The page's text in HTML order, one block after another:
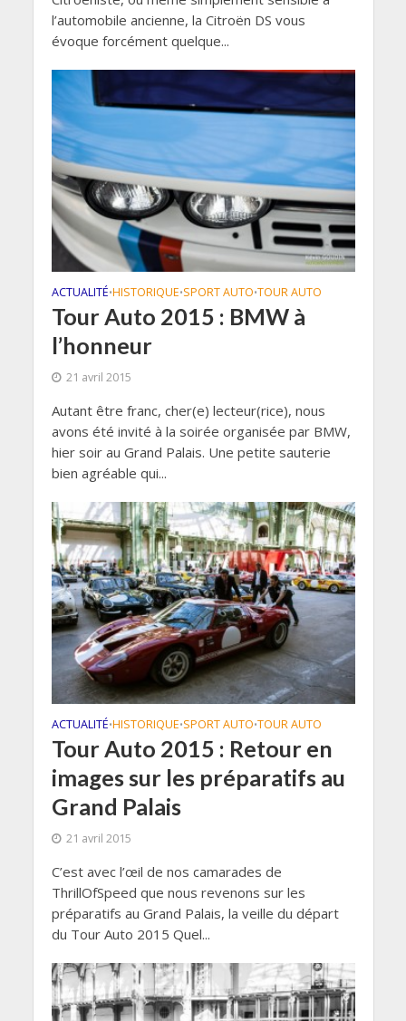
l’automobile ancienne, la Citroën DS vous
évoque forcément quelque...
ACTUALITÉ•HISTORIQUE•SPORT AUTO•TOUR AUTO
Tour Auto 2015 : BMW à
l’honneur
21 avril 2015
Autant être franc, cher(e) lecteur(rice), nous
avons été invité à la soirée organisée par BMW,
hier soir au Grand Palais. Une petite sauterie
bien agréable qui...
ACTUALITÉ•HISTORIQUE•SPORT AUTO•TOUR AUTO
Tour Auto 2015 : Retour en
images sur les préparatifs au
Grand Palais
21 avril 2015
C’est avec l’œil de nos camarades de
ThrillOfSpeed que nous revenons sur les
préparatifs au Grand Palais, la veille du départ
du Tour Auto 2015 Quel...